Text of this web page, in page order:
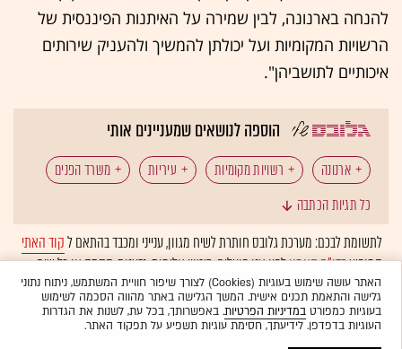
להנחה בארנונה, לבין שמירה על האיתנות הפיננסית של
הרשויות המקומיות ועל יכולתן להמשיך ולהעניק שירותים
איכותיים לתושביהן".
הוספה לנושאים שמעניינים אותי
ארנונה רשויות מקומיות עיריות משרד הפנים
כל תגיות הכתבה
לתשומת לבכם: מערכת גלובס חותרת לשיח מגוון, ענייני ומכבד בהתאם לקוד האתי
המופיעבדו"ח האמוןלפיו אנו פועלים. ביטויי אלימות, גזענות, הסתה או כל שיח
בלתי הולם אחר מסוננים בצורהאוטומטיתולא יפורסמו באתר.
האתר עושה שימוש בעוגיות (Cookies) לצורך שיפור חוויית המשתמש, ניתוח נתוני
גלישה והתאמת תכנים אישית. המשך הגלישה באתר מהווה הסכמה לשימוש
בעוגיות כמפורטבמדיניות הפרטיות. באפשרותך, בכל עת, לשנות את הגדרות
העוגיות בדפדפן. לידיעתך, חסימת עוגיות תשפיע על תפקוד האתר.